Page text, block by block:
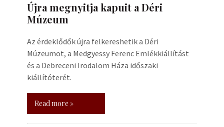
Újra megnyitja kapuit a Déri
Múzeum
Az érdeklődők újra felkereshetik a Déri
Múzeumot, a Medgyessy Ferenc Emlékkiállítást
és a Debreceni Irodalom Háza időszaki
kiállítóterét.
Read more »